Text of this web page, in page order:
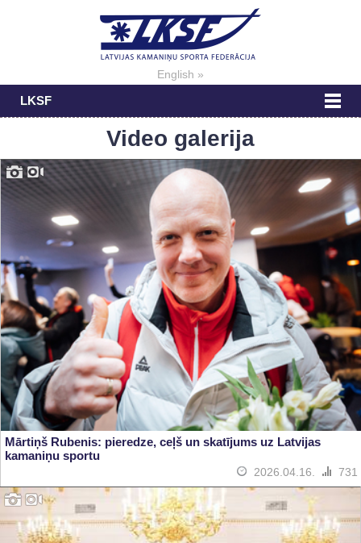
English »
LKSF
Video galerija
Mārtiņš Rubenis: pieredze, ceļš un skatījums uz Latvijas
kamaniņu sportu
2026.04.16. 731